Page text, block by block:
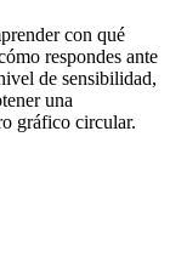
con qué
respondes ante
de sensibilidad,
una
gráfico circular.